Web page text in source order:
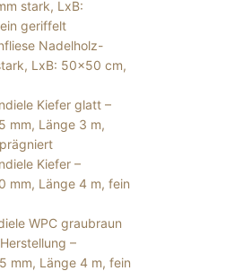
stark, LxB:
geriffelt
Nadelholz-
LxB: 50×50 cm,
Kiefer glatt –
mm, Länge 3 m,
Kiefer –
mm, Länge 4 m, fein
WPC graubraun
–
mm, Länge 4 m, fein